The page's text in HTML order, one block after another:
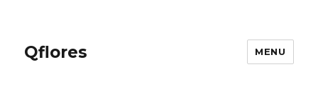
Qflores MENU